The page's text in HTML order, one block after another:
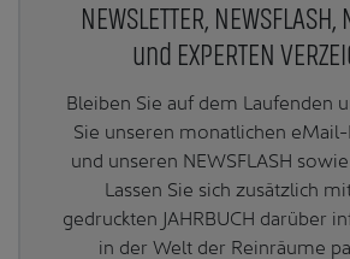
NEWSLETTER, NEWSFLASH,
und EXPERTEN
Bleiben Sie auf dem Laufenden
Sie unseren monatlichen eMail-
und unseren NEWSFLASH sowie
Lassen Sie sich zusätzlich
gedruckten JAHRBUCH darüber
in der Welt der Reinräume